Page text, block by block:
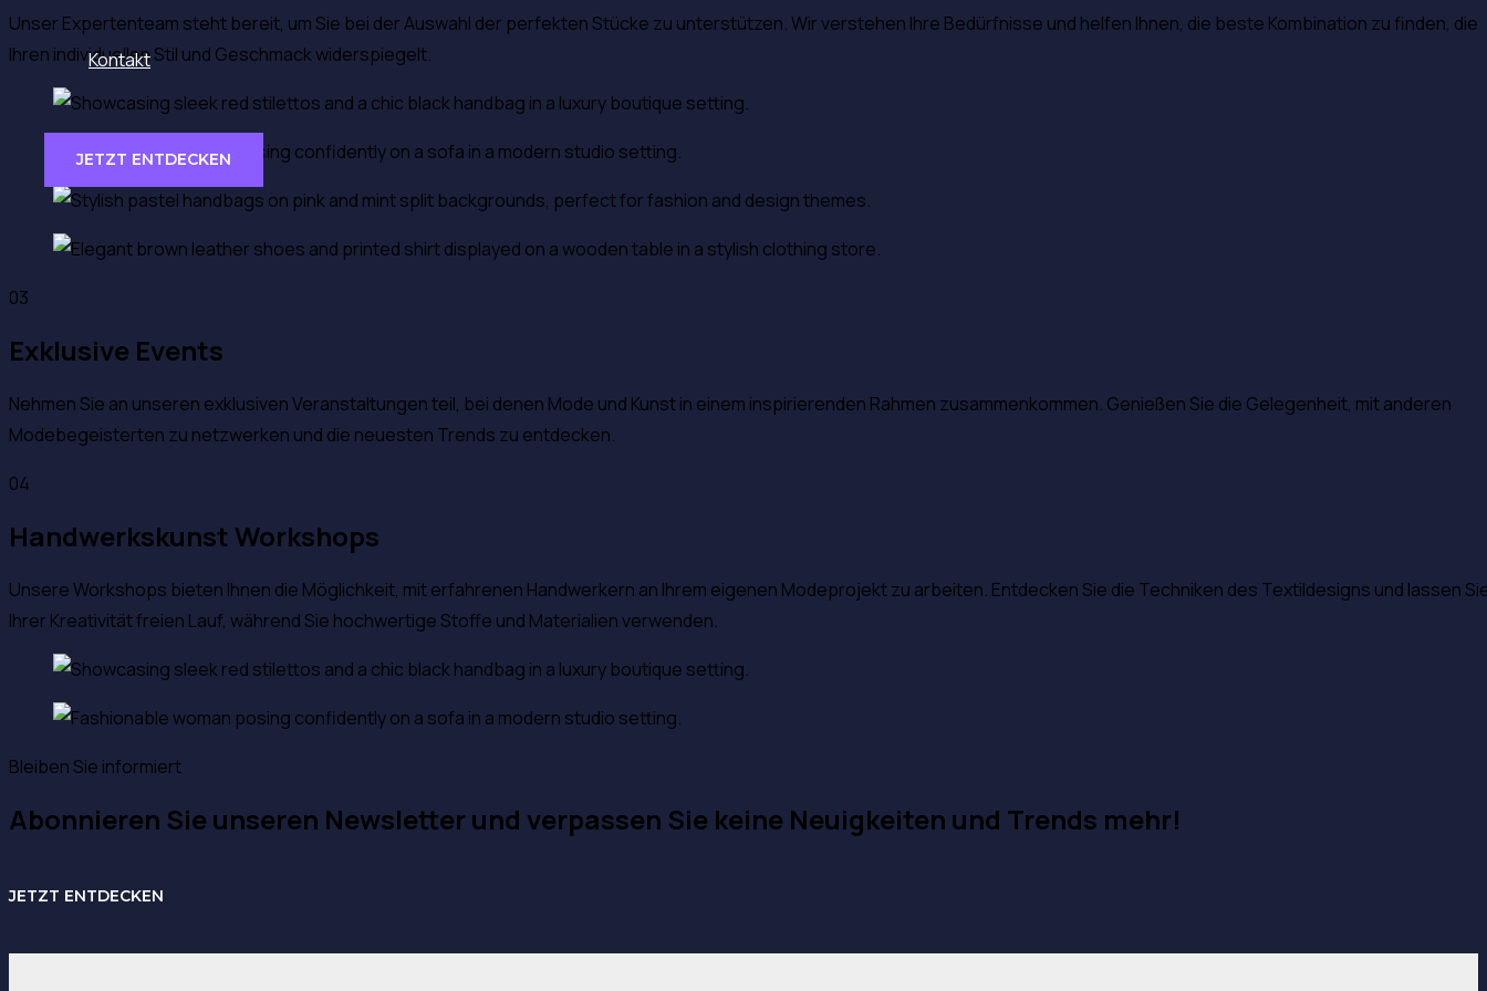
Kontakt
JETZT ENTDECKEN
Unser Expertenteam steht bereit, um Sie bei der Auswahl der perfekten Stücke zu unterstützen. Wir verstehen Ihre Bedürfnisse und helfen Ihnen, die beste Kombination zu finden, die
Ihren individuellen Stil und Geschmack widerspiegelt.
03
Exklusive Events
Nehmen Sie an unseren exklusiven Veranstaltungen teil, bei denen Mode und Kunst in einem inspirierenden Rahmen zusammenkommen. Genießen Sie die Gelegenheit, mit anderen
Modebegeisterten zu netzwerken und die neuesten Trends zu entdecken.
04
Handwerkskunst Workshops
Unsere Workshops bieten Ihnen die Möglichkeit, mit erfahrenen Handwerkern an Ihrem eigenen Modeprojekt zu arbeiten. Entdecken Sie die Techniken des Textildesigns und lassen
Ihrer Kreativität freien Lauf, während Sie hochwertige Stoffe und Materialien verwenden.
Bleiben Sie informiert
Abonnieren Sie unseren Newsletter und verpassen Sie keine Neuigkeiten und Trends mehr!
JETZT ENTDECKEN